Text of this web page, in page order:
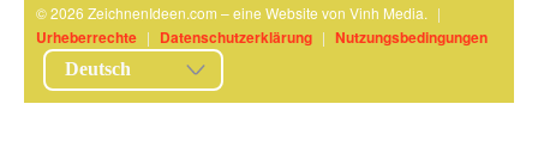
© 2026 ZeichnenIdeen.com – eine Website von Vinh Media. |
Urheberrechte | Datenschutzerklärung | Nutzungsbedingungen
Deutsch